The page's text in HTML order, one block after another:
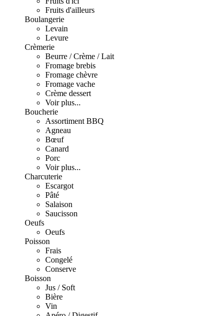
Fruits d'ailleurs
Boulangerie
Levain
Levure
Crèmerie
Beurre / Crème / Lait
Fromage brebis
Fromage chèvre
Fromage vache
Crème dessert
Voir plus...
Boucherie
Assortiment BBQ
Agneau
Bœuf
Canard
Porc
Voir plus...
Charcuterie
Escargot
Pâté
Salaison
Saucisson
Oeufs
Oeufs
Poisson
Frais
Congelé
Conserve
Boisson
Jus / Soft
Bière
Vin